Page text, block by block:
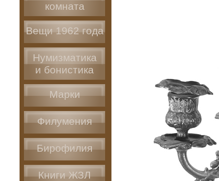
комната
Вещи 1962 года
Нумизматика
и бонистика
Марки
Филумения
Бирофилия
Книги ЖЗЛ